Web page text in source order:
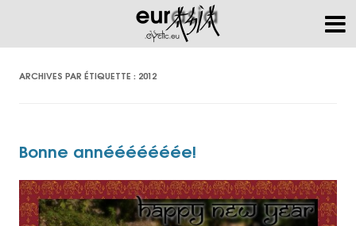
ARCHIVES PAR ÉTIQUETTE : 2012
Bonne annééééééée!